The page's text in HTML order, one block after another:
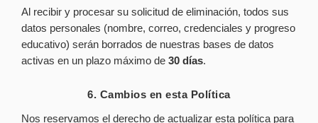
Al recibir y procesar su solicitud de eliminación, todos sus
datos personales (nombre, correo, credenciales y progreso
educativo) serán borrados de nuestras bases de datos
activas en un plazo máximo de 30 días.
6. Cambios en esta Política
Nos reservamos el derecho de actualizar esta política para